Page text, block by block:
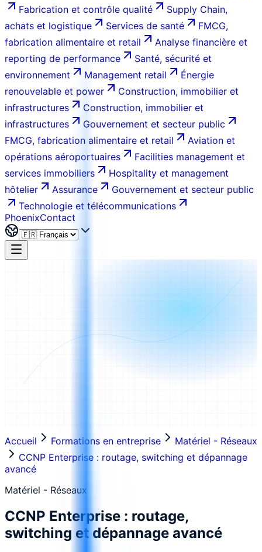
Fabrication et contrôle qualité
Supply Chain,
achats et logistique
Services de santé
FMCG,
fabrication alimentaire et retail
Analyse financière et
reporting de performance
Santé, sécurité et
environnement
Management retail
Énergie
renouvelable et power
Construction, immobilier et
infrastructures
Construction, immobilier et
infrastructures
Gouvernement et secteur public
FMCG, fabrication alimentaire et retail
Aviation et
opérations aéroportuaires
Facilities management et
services immobiliers
Hospitality et management
hôtelier
Assurance
Gouvernement et secteur public
Technologie et télécommunications
PhoenixContact
Accueil Formations en entreprise
Matériel - Réseaux
CCNP Enterprise : routage, switching et dépannage
avancé
Matériel - Réseaux
CCNP Enterprise : routage,
switching et dépannage avancé